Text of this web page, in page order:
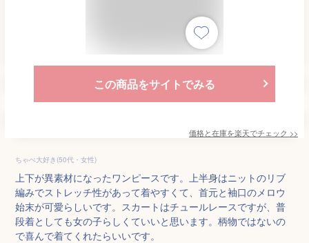
この商品をサイトでみる
価格と在庫を楽天でチェック >>
ちゃぺ大好き(50代・女性)
上下が異素材になったワンピースです。上半身はニットのリブ
編みでストレッチ性があって着やすくて、首元と袖口のメロウ
始末が可愛らしいです。スカートはチュールレースですが、普
段着としても女の子らしくていいと思います。柄物ではないの
で喜んで着てくれたらいいです。